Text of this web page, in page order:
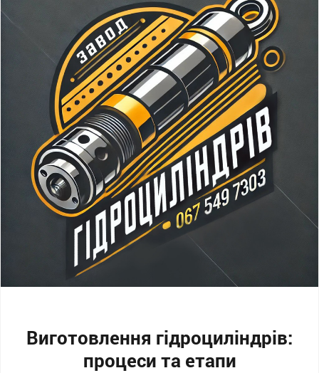
Виготовлення гідроциліндрів:
процеси та етапи